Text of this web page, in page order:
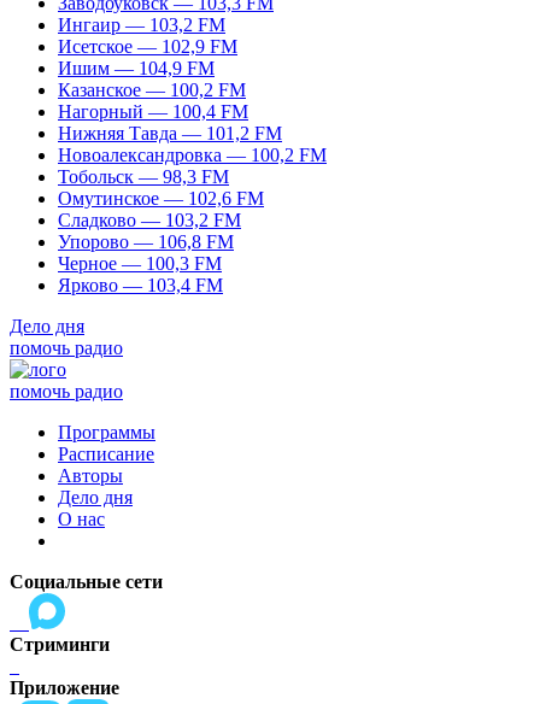
Ингаир — 103,2 FM
Исетское — 102,9 FM
Ишим — 104,9 FM
Казанское — 100,2 FM
Нагорный — 100,4 FM
Нижняя Тавда — 101,2 FM
Новоалександровка — 100,2 FM
Тобольск — 98,3 FM
Омутинское — 102,6 FM
Сладково — 103,2 FM
Упорово — 106,8 FM
Черное — 100,3 FM
Ярково — 103,4 FM
Дело дня
помочь радио
помочь радио
Программы
Расписание
Авторы
Дело дня
О нас
Социальные сети
Стриминги
Приложение